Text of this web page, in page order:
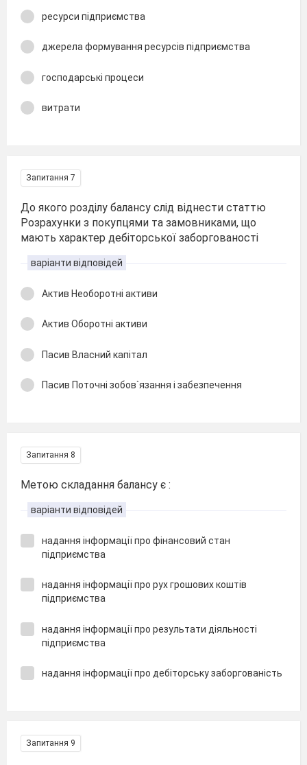
ресурси підприємства
джерела формування ресурсів підприємства
господарські процеси
витрати
Запитання 7
До якого розділу балансу слід віднести статтю
Розрахунки з покупцями та замовниками, що
мають характер дебіторської заборгованості
варіанти відповідей
Актив Необоротні активи
Актив Оборотні активи
Пасив Власний капітал
Пасив Поточні зобов`язання і забезпечення
Запитання 8
Метою складання балансу є :
варіанти відповідей
надання інформації про фінансовий стан
підприємства
надання інформації про рух грошових коштів
підприємства
надання інформації про результати діяльності
підприємства
надання інформації про дебіторську заборгованість
Запитання 9